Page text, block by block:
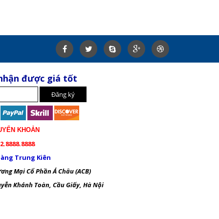
được giá tốt
KHOẢN
Trung Kiên
Mại Cổ Phần Á Châu (ACB)
Khánh Toàn, Cầu Giấy, Hà Nội